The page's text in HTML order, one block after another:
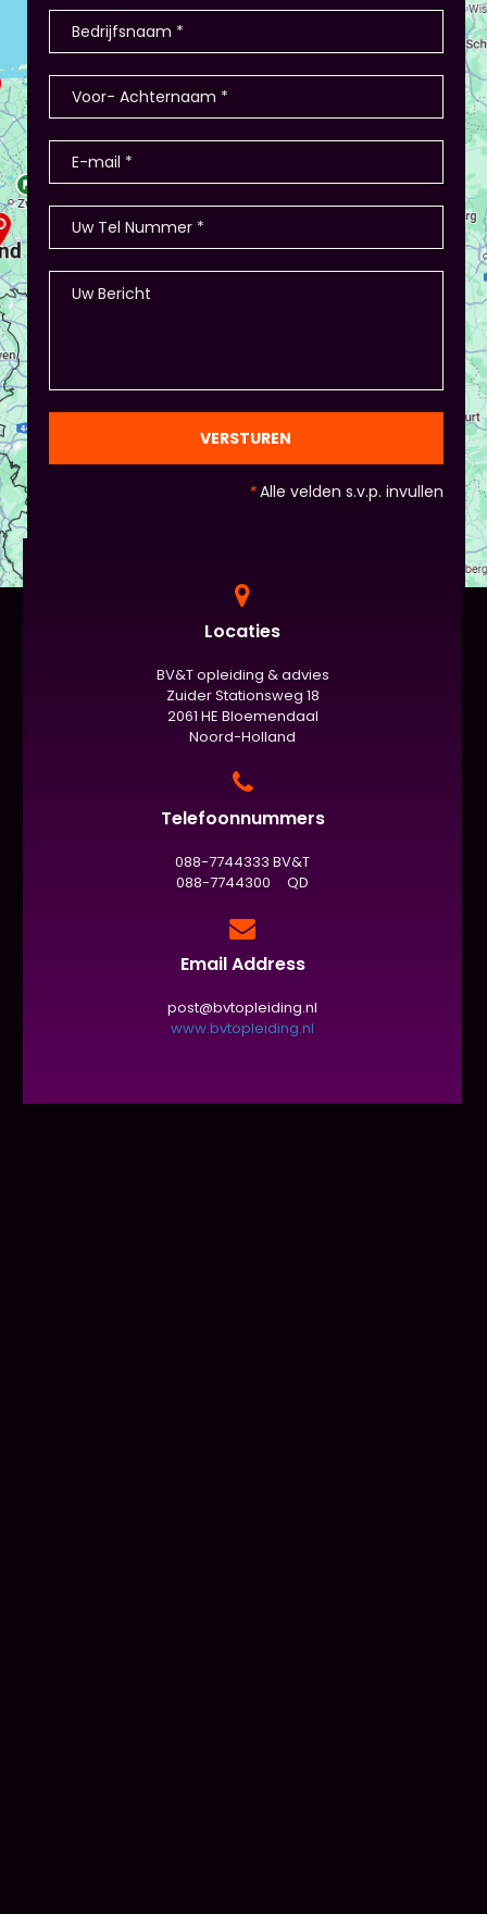
VERSTUREN
*Alle velden s.v.p. invullen
Locaties
BV&T opleiding & advies
Zuider Stationsweg 18
2061 HE Bloemendaal
Noord-Holland
Telefoonnummers
088-7744333 BV&T
088-7744300 QD
Email Address
post@bvtopleiding.nl
www.bvtopleiding.nl